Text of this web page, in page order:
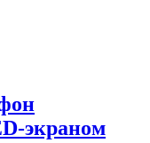
экраном